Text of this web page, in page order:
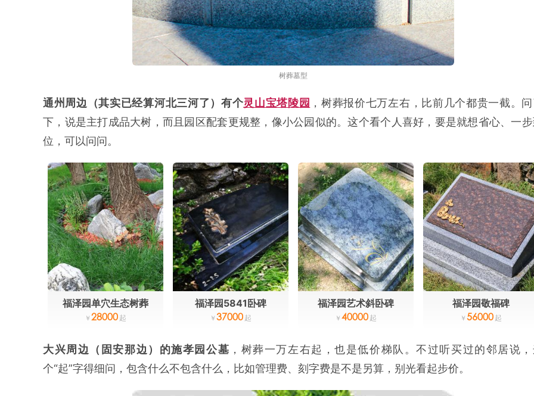
树葬墓型
通州周边（其实已经算河北三河了）有个灵山宝塔陵园 ，树葬报价七万左右，比前几个都贵一截。
下，说是主打成品大树，而且园区配套更规整，像小公园似的。这个看个人喜好，要是就想省心、一
位，可以问问。
福泽园单穴生态树葬
28000
福泽园5841卧碑
37000
福泽园艺术斜卧碑
40000
福泽园敬福碑
56000
大兴周边（固安那边）的施孝园公墓 ，树葬一万左右起，也是低价梯队。不过听买过的邻居说
个“起”字得细问，包含什么不包含什么，比如管理费、刻字费是不是另算，别光看起步价。